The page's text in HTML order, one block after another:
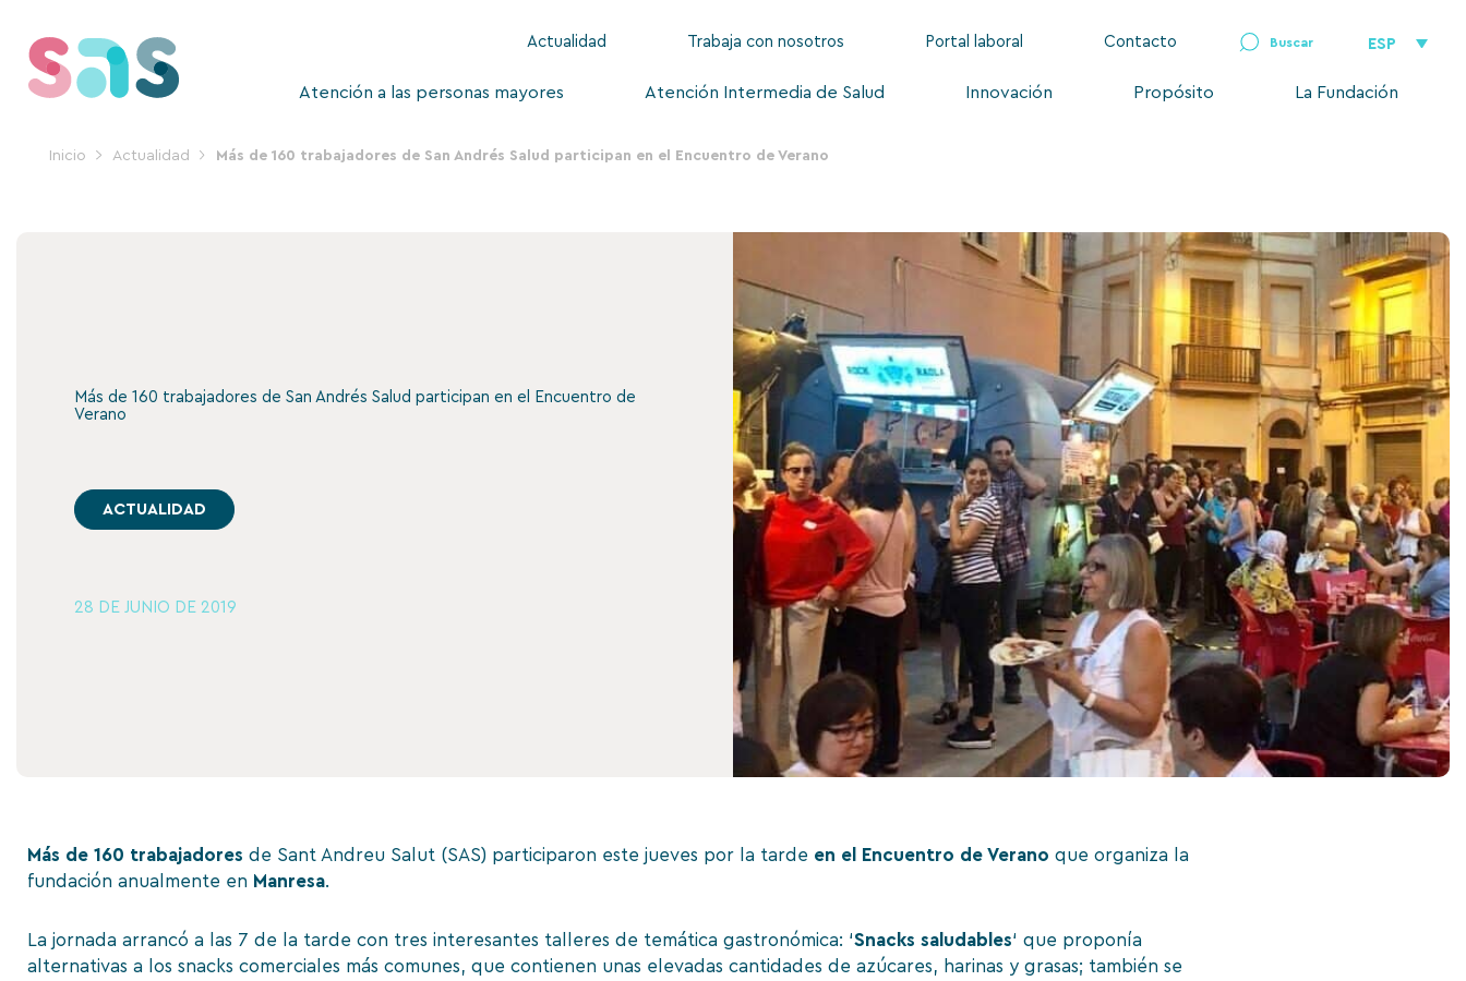
contenido
Actualidad Trabaja con nosotros Portal laboral Contacto ESP
Atención a las personas mayores Atención Intermedia de Salud Innovación Propósito La Fundación
Inicio Actualidad Más de 160 trabajadores de San Andrés Salud participan en el Encuentro de Verano
Más de 160 trabajadores de San Andrés Salud participan en el Encuentro de
Verano
ACTUALIDAD
28 DE JUNIO DE 2019
Más de 160 trabajadores de Sant Andreu Salut (SAS) participaron este jueves por la tarde en el Encuentro de Verano que organiza la
fundación anualmente en Manresa.
La jornada arrancó a las 7 de la tarde con tres interesantes talleres de temática gastronómica: ‘Snacks saludables‘ que proponía
alternativas a los snacks comerciales más comunes, que contienen unas elevadas cantidades de azúcares, harinas y grasas; también se